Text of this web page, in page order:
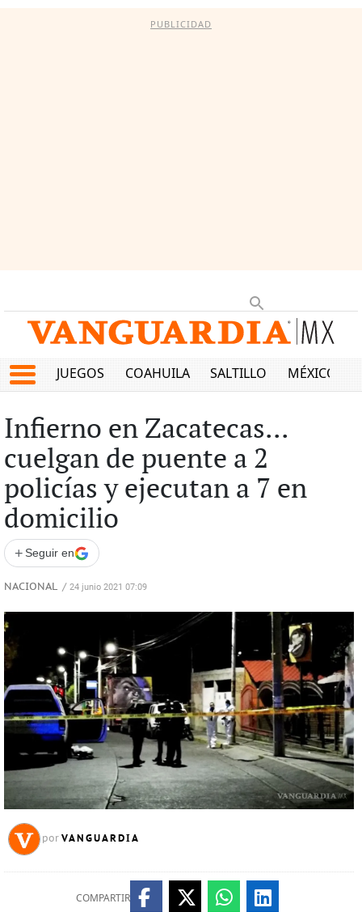
PUBLICIDAD
JUEGOS COAHUILA SALTILLO MÉXICO
Infierno en Zacatecas...
cuelgan de puente a 2
policías y ejecutan a 7 en
domicilio
+ Seguir en
NACIONAL / 24 junio 2021 07:09
por VANGUARDIA
COMPARTIR